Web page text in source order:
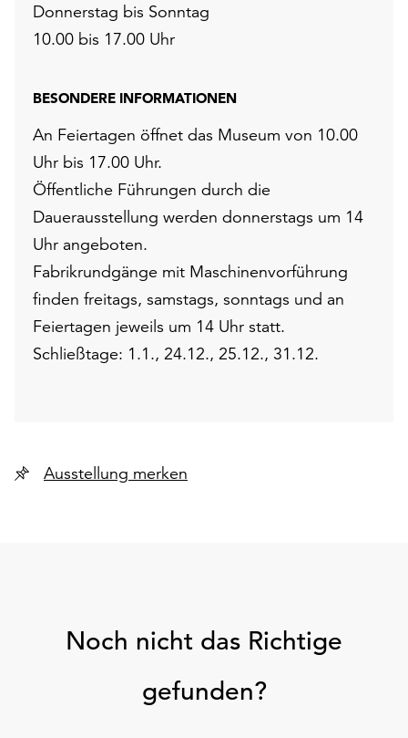
Donnerstag bis Sonntag
10.00 bis 17.00 Uhr
BESONDERE INFORMATIONEN
An Feiertagen öffnet das Museum von 10.00
Uhr bis 17.00 Uhr.
Öffentliche Führungen durch die
Dauerausstellung werden donnerstags um 14
Uhr angeboten.
Fabrikrundgänge mit Maschinenvorführung
finden freitags, samstags, sonntags und an
Feiertagen jeweils um 14 Uhr statt.
Schließtage: 1.1., 24.12., 25.12., 31.12.
Ausstellung merken
Noch nicht das Richtige
gefunden?